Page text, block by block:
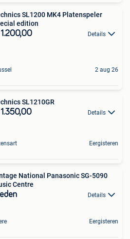
SL1200 MK4 Platenspeler
edition
Details
2 aug 26
SL1210GR
Details
Eergisteren
National Panasonic SG-5090
Centre
Details
Eergisteren